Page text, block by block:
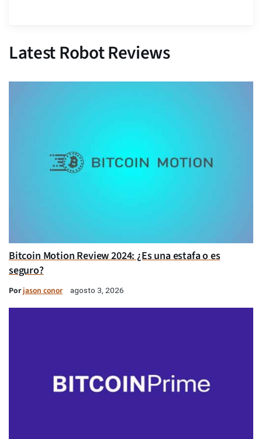
Latest Robot Reviews
Bitcoin Motion Review 2024: ¿Es una estafa o es
seguro?
Porjason conor agosto 3, 2026